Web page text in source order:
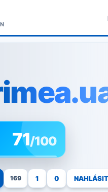
71/100
169 1 0 NAHLÁSIT